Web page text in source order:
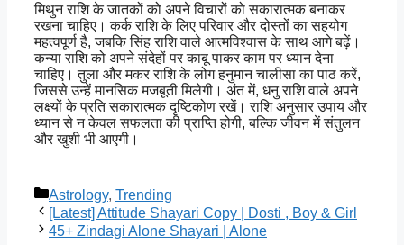
मिथुन राशि के जातकों को अपने विचारों को सकारात्मक बनाकर
रखना चाहिए। कर्क राशि के लिए परिवार और दोस्तों का सहयोग
महत्वपूर्ण है, जबकि सिंह राशि वाले आत्मविश्वास के साथ आगे बढ़ें।
कन्या राशि को अपने संदेहों पर काबू पाकर काम पर ध्यान देना
चाहिए। तुला और मकर राशि के लोग हनुमान चालीसा का पाठ करें,
जिससे उन्हें मानसिक मजबूती मिलेगी। अंत में, धनु राशि वाले अपने
लक्ष्यों के प्रति सकारात्मक दृष्टिकोण रखें। राशि अनुसार उपाय और
ध्यान से न केवल सफलता की प्राप्ति होगी, बल्कि जीवन में संतुलन
और खुशी भी आएगी।
Categories
Astrology, Trending
[Latest] Attitude Shayari Copy | Dosti , Boy & Girl
45+ Zindagi Alone Shayari | Alone